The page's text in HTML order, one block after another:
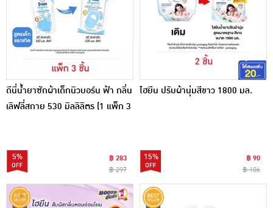
ดีนี่น้ำยาซักผ้าเด็กนิวบอร์น ฟ้า กลิ่น
เลิฟลี่สกาย 530 มิลลิลิตร (1 แพ็ก 3
5%
฿ 283
฿ 297
ไฮยีน ปรับผ้านุ่มสีขาว 1800 มล.
15%
฿ 90
฿ 106